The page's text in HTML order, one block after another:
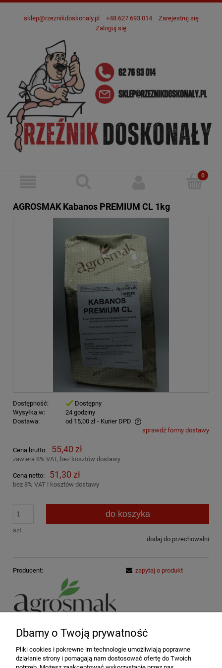
sklep@rzeznikdoskonaly.pl +48 627 693 014
Zarejestruj się
Zaloguj się
AGROSMAK Kabanos PREMIUM CL 1kg
Dostępność:
Dostępny
Wysyłka w:
24 godziny
Dostawa:
od 15,00 zł - Kurier DPD
Cena nie zawiera ewentualnych kosztów płatnościsprawdź formy dostawy
Cena brutto: 55,40 zł
zawiera 8% VAT, bez kosztów dostawy
Cena netto: 51,30 zł
bez 8% VAT i kosztów dostawy
szt.
do koszyka
dodaj do przechowalni
Producent: zapytaj o produkt
Opis
Dbamy o Twoją prywatność
Pliki cookies i pokrewne im technologie umożliwiają poprawne
działanie strony i pomagają nam dostosować ofertę do Twoich